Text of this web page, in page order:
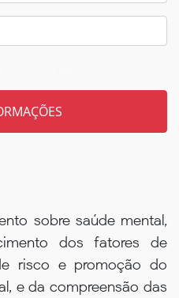
sobre saúde mental,
dos fatores de
risco e promoção do
e da compreensão das